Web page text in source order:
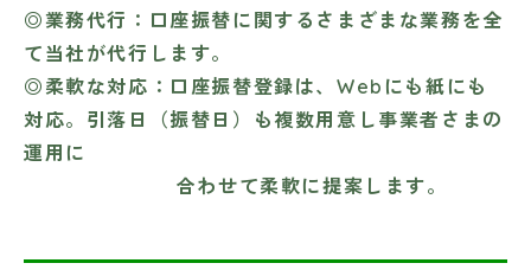
◎業務代行 ：口座振替に関するさまざまな業務を全
て当社が代行します。
◎柔軟な対応 ：口座振替登録は、Webにも紙にも
対応。引落日（振替日）も複数用意し事業者さまの
運用に
合わせて柔軟に提案します。